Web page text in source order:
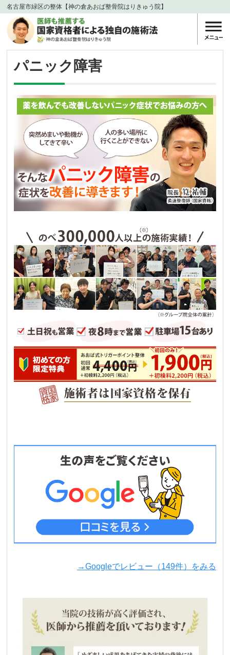
名古屋市緑区の整体【神の倉あおば整骨院はりきゅう院】
パニック障害
→Googleでレビュー（149件）をみる